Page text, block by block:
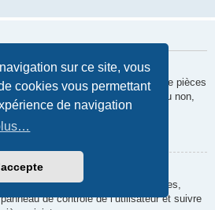
sur ce site, vous
cookies vous permettant
de navigation
autorisées sur ce forum ?
ou interdire certains types de pièces
de savoir ce qui est autorisé ou non,
un administrateur du forum.
mes pièces jointes ?
jointes que vous avez transférées,
de contrôle de l’utilisateur et suivre